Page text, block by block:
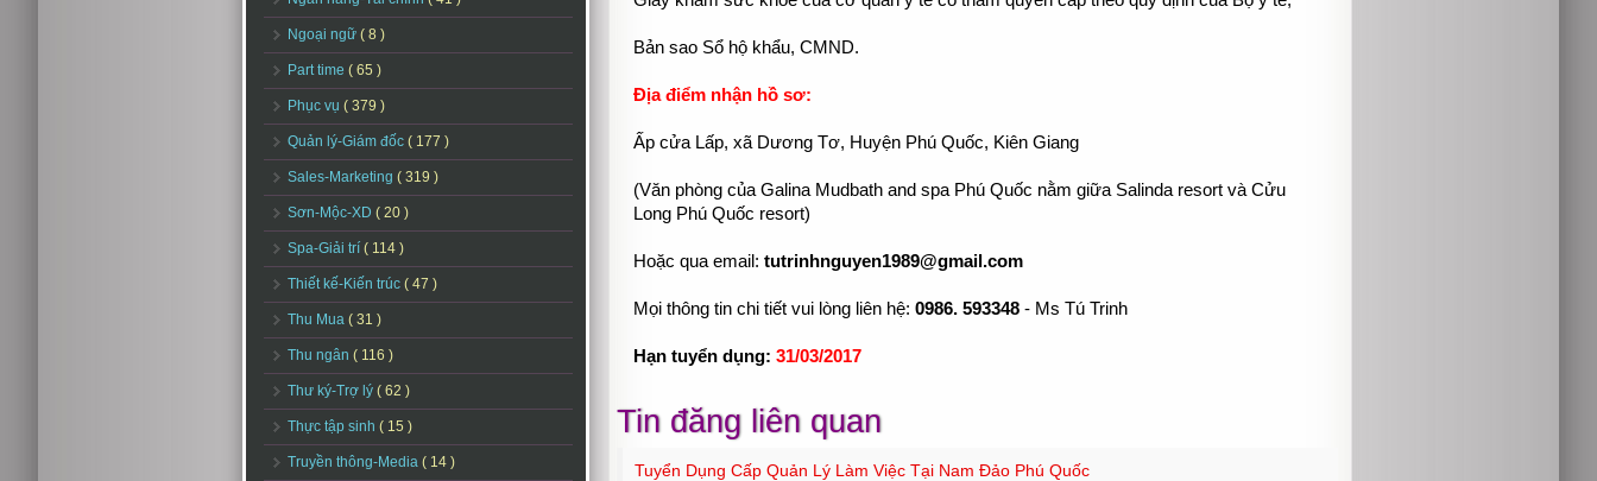
Ngoại ngữ ( 8 )
Part time ( 65 )
Phục vụ ( 379 )
Quản lý-Giám đốc ( 177 )
Sales-Marketing ( 319 )
Sơn-Mộc-XD ( 20 )
Spa-Giải trí ( 114 )
Thiết kế-Kiến trúc ( 47 )
Thu Mua ( 31 )
Thu ngân ( 116 )
Thư ký-Trợ lý ( 62 )
Thực tập sinh ( 15 )
Truyền thông-Media ( 14 )
Bản sao Sổ hộ khẩu, CMND.
Địa điểm nhận hồ sơ:
Ấp cửa Lấp, xã Dương Tơ, Huyện Phú Quốc, Kiên Giang
(Văn phòng của Galina Mudbath and spa Phú Quốc nằm giữa Salinda resort và Cửu
Long Phú Quốc resort)
Hoặc qua email: tutrinhnguyen1989@gmail.com
Mọi thông tin chi tiết vui lòng liên hệ: 0986. 593348- Ms Tú Trinh
Hạn tuyển dụng: 31/03/2017
Tin đăng liên quan
Tuyển Dụng Cấp Quản Lý Làm Việc Tại Nam Đảo Phú Quốc